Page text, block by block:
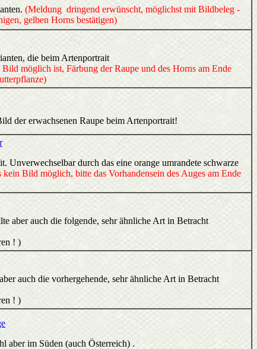
(Meldung dringend erwünscht, möglichst mit Bildbeleg -
gelben Horns bestätigen)
die beim Artenportrait
möglich ist, Färbung der Raupe und des Horns am Ende
der erwachsenen Raupe beim Artenportrait!
Unverwechselbar durch das eine orange umrandete schwarze
Bild möglich, bitte das Vorhandensein des Auges am Ende
aber auch die folgende, sehr ähnliche Art in Betracht
! )
auch die vorhergehende, sehr ähnliche Art in Betracht
! )
aber im Süden (auch Österreich) .